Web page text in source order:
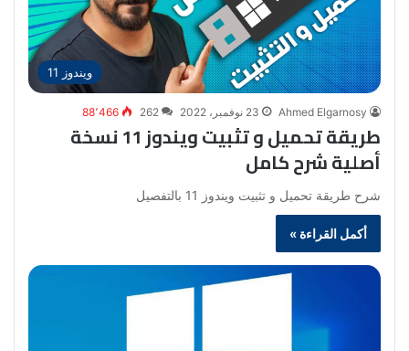
ويندوز 11
Ahmed Elgarnosy 23 نوفمبر، 2022 262 88٬466
طريقة تحميل و تثبيت ويندوز 11 نسخة
أصلية شرح كامل
شرح طريقة تحميل و تثبيت ويندوز 11 بالتفصيل
أكمل القراءة »